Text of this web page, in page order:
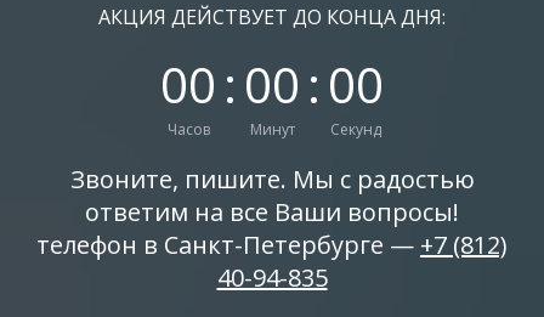
АКЦИЯ ДЕЙСТВУЕТ ДО КОНЦА ДНЯ:
00
Часов
: 00
Минут
: 00
Секунд
Звоните, пишите. Мы с радостью
ответим на все Ваши вопросы!
телефон в Санкт-Петербурге — +7 (812)
40-94-835